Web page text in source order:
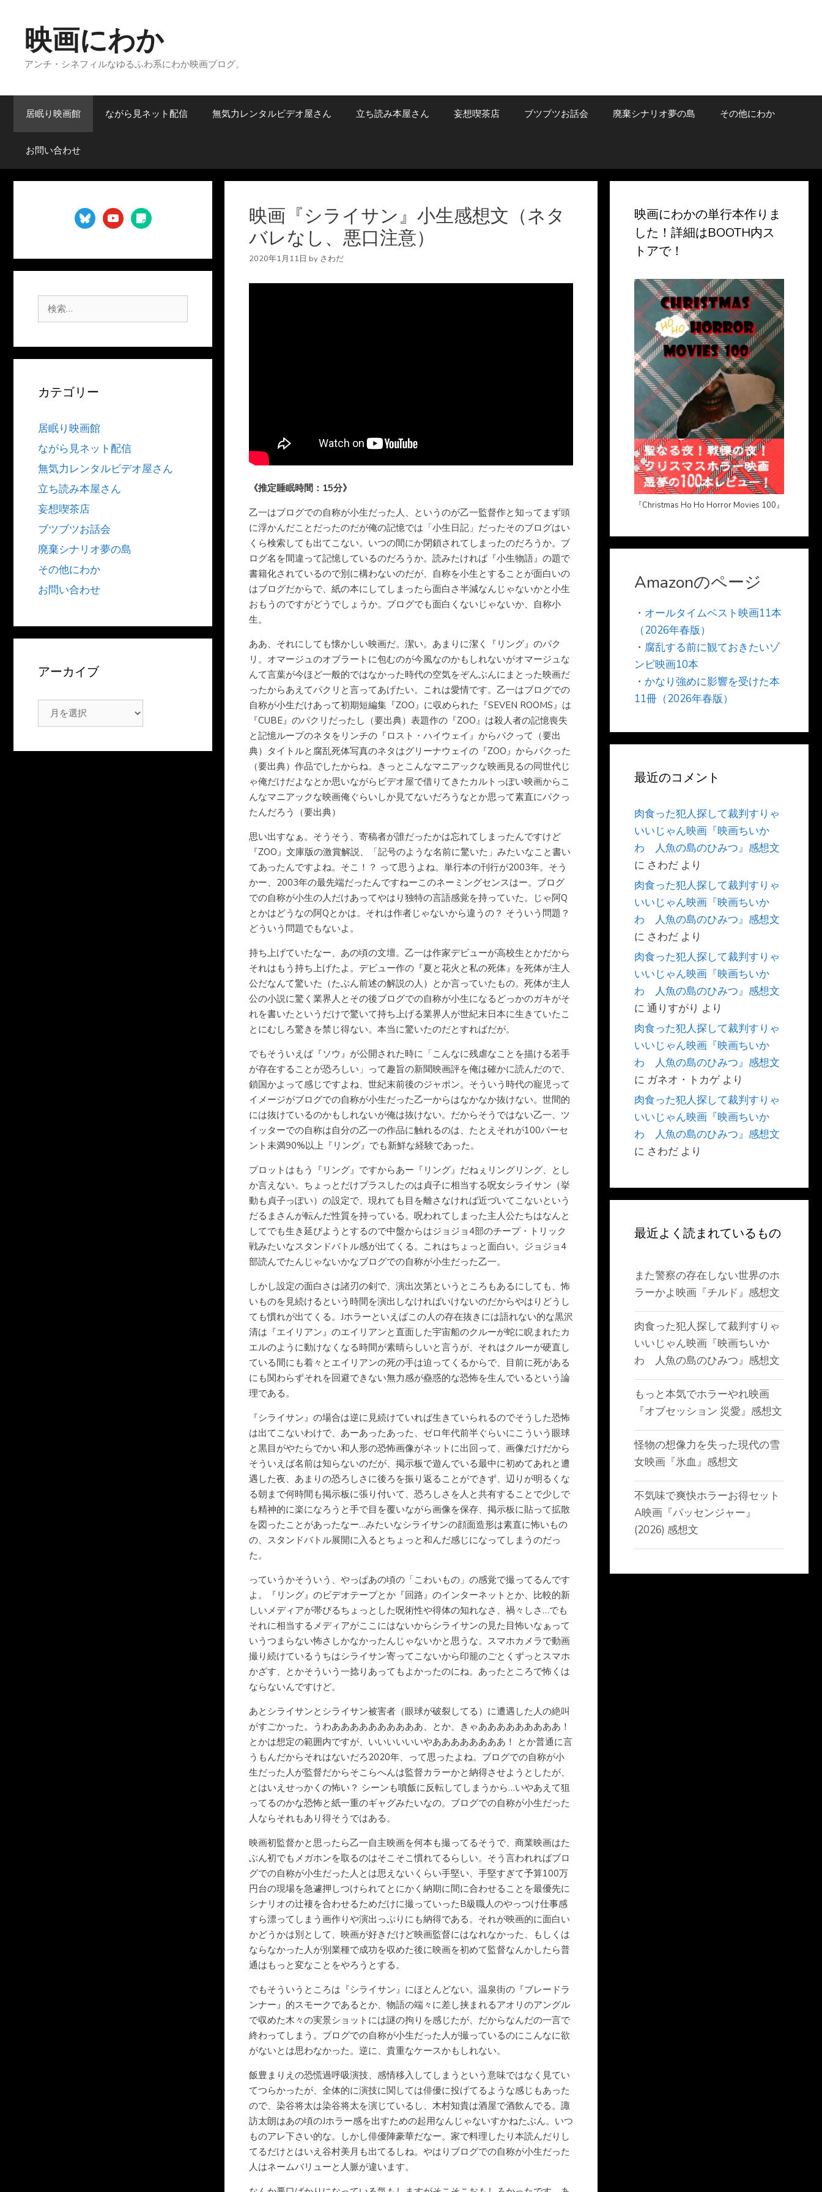
ス
映画にわか
アンチ・シネフィルなゆるふわ系にわか映画ブログ。
居眠り映画館 ながら見ネット配信 無気力レンタルビデオ屋さん 立ち読み本屋さん 妄想喫茶店 ブツブツお話会 廃棄シナリオ夢の島 その他にわか
お問い合わせ
映画『シライサン』小生感想文（ネタ
バレなし、悪口注意）
2020年1月11日 by さわだ
《推定睡眠時間：15分》
乙一はブログでの自称が小生だった人、というのが乙一監督作と知ってまず頭
に浮かんだことだったのだが俺の記憶では「小生日記」だったそのブログはい
くら検索しても出てこない。いつの間にか閉鎖されてしまったのだろうか。ブ
ログ名を間違って記憶しているのだろうか。読みたければ『小生物語』の題で
書籍化されているので別に構わないのだが、自称を小生とすることが面白いの
はブログだからで、紙の本にしてしまったら面白さ半減なんじゃないかと小生
おもうのですがどうでしょうか。ブログでも面白くないじゃないか、自称小
生。
ああ、それにしても懐かしい映画だ。潔い。あまりに潔く『リング』のパク
リ。オマージュのオブラートに包むのが今風なのかもしれないがオマージュな
んて言葉が今ほど一般的ではなかった時代の空気をぞんぶんにまとった映画だ
ったからあえてパクリと言ってあげたい。これは愛情です。乙一はブログでの
自称が小生だけあって初期短編集『ZOO』に収められた『SEVEN ROOMS』は
『CUBE』のパクリだったし（要出典）表題作の『ZOO』は殺人者の記憶喪失
と記憶ループのネタをリンチの『ロスト・ハイウェイ』からパクって（要出
典）タイトルと腐乱死体写真のネタはグリーナウェイの『ZOO』からパクった
（要出典）作品でしたからね。きっとこんなマニアックな映画見るの同世代じ
ゃ俺だけだよなとか思いながらビデオ屋で借りてきたカルトっぽい映画からこ
んなマニアックな映画俺ぐらいしか見てないだろうなとか思って素直にパクっ
たんだろう（要出典）
思い出すなぁ。そうそう、寄稿者が誰だったかは忘れてしまったんですけど
『ZOO』文庫版の激賞解説、「記号のような名前に驚いた」みたいなこと書い
てあったんですよね。そこ！？ って思うよね。単行本の刊行が2003年。そう
かー、2003年の最先端だったんですねーこのネーミングセンスはー。ブログ
での自称が小生の人だけあってやはり独特の言語感覚を持っていた。じゃ阿Q
とかはどうなの阿Qとかは。それは作者じゃないから違うの？ そういう問題？
どういう問題でもないよ。
持ち上げていたなー、あの頃の文壇。乙一は作家デビューが高校生とかだから
それはもう持ち上げたよ。デビュー作の『夏と花火と私の死体』を死体が主人
公だなんて驚いた（たぶん前述の解説の人）とか言っていたもの。死体が主人
公の小説に驚く業界人とその後ブログでの自称が小生になるどっかのガキがそ
れを書いたというだけで驚いて持ち上げる業界人が世紀末日本に生きていたこ
とにむしろ驚きを禁じ得ない。本当に驚いたのだとすればだが。
でもそういえば『ソウ』が公開された時に「こんなに残虐なことを描ける若手
が存在することが恐ろしい」って趣旨の新聞映画評を俺は確かに読んだので、
鎖国かよって感じですよね、世紀末前後のジャポン。そういう時代の寵児って
イメージがブログでの自称が小生だった乙一からはなかなか抜けない。世間的
には抜けているのかもしれないが俺は抜けない。だからそうではない乙一、ツ
イッターでの自称は自分の乙一の作品に触れるのは、たとえそれが100パーセ
ント未満90%以上『リング』でも新鮮な経験であった。
プロットはもう『リング』ですからあー『リング』だねぇリングリング、とし
か言えない。ちょっとだけプラスしたのは貞子に相当する呪女シライサン（挙
動も貞子っぽい）の設定で、現れても目を離さなければ近づいてこないという
だるまさんが転んだ性質を持っている。呪われてしまった主人公たちはなんと
してでも生き延びようとするので中盤からはジョジョ4部のチープ・トリック
戦みたいなスタンドバトル感が出てくる。これはちょっと面白い。ジョジョ4
部読んでたんじゃないかなブログでの自称が小生だった乙一。
しかし設定の面白さは諸刃の剣で、演出次第というところもあるにしても、怖
いものを見続けるという時間を演出しなければいけないのだからやはりどうし
ても慣れが出てくる。Jホラーといえばこの人の存在抜きには語れない的な黒沢
清は『エイリアン』のエイリアンと直面した宇宙船のクルーが蛇に睨まれたカ
エルのように動けなくなる時間が素晴らしいと言うが、それはクルーが硬直し
ている間にも着々とエイリアンの死の手は迫ってくるからで、目前に死がある
にも関わらずそれを回避できない無力感が蠱惑的な恐怖を生んでいるという論
理である。
『シライサン』の場合は逆に見続けていれば生きていられるのでそうした恐怖
は出てこないわけで、あーあったあった、ゼロ年代前半ぐらいにこういう眼球
と黒目がやたらでかい和人形の恐怖画像がネットに出回って、画像だけだから
そういえば名前は知らないのだが、掲示板で遊んでいる最中に初めてあれと遭
遇した夜、あまりの恐ろしさに後ろを振り返ることができず、辺りが明るくな
る朝まで何時間も掲示板に張り付いて、恐ろしさを人と共有することで少しで
も精神的に楽になろうと手で目を覆いながら画像を保存、掲示板に貼って拡散
を図ったことがあったなー…みたいなシライサンの顔面造形は素直に怖いもの
の、スタンドバトル展開に入るとちょっと和んだ感じになってしまうのだっ
た。
っていうかそういう、やっぱあの頃の「こわいもの」の感覚で撮ってるんです
よ。『リング』のビデオテープとか『回路』のインターネットとか、比較的新
しいメディアが帯びるちょっとした呪術性や得体の知れなさ、禍々しさ…でも
それに相当するメディアがここにはないからシライサンの見た目怖いなぁって
いうつまらない怖さしかなかったんじゃないかと思うな。スマホカメラで動画
撮り続けているうちはシライサン寄ってこないから印籠のごとくずっとスマホ
かざす、とかそういう一捻りあってもよかったのにね。あったところで怖くは
ならないんですけど。
あとシライサンとシライサン被害者（眼球が破裂してる）に遭遇した人の絶叫
がすごかった。うわああああああああああ、とか、きゃあああああああああ！
とかは想定の範囲内ですが、いいいいいいやああああああああ！ とか普通に言
うもんだからそれはないだろ2020年、って思ったよね。ブログでの自称が小
生だった人が監督だからそこらへんは監督カラーかと納得させようとしたが、
とはいえせっかくの怖い？ シーンも噴飯に反転してしまうから…いやあえて狙
ってるのかな恐怖と紙一重のギャグみたいなの。ブログでの自称が小生だった
人ならそれもあり得そうではある。
映画初監督かと思ったら乙一自主映画を何本も撮ってるそうで、商業映画はた
ぶん初でもメガホンを取るのはそこそこ慣れてるらしい。そう言われればブロ
グでの自称が小生だった人とは思えないくらい手堅い、手堅すぎて予算100万
円台の現場を急遽押しつけられてとにかく納期に間に合わせることを最優先に
シナリオの辻褄を合わせるためだけに撮っていったB級職人のやっつけ仕事感
すら漂ってしまう画作りや演出っぷりにも納得である。それが映画的に面白い
かどうかは別として、映画が好きだけど映画監督にはなれなかった、もしくは
ならなかった人が別業種で成功を収めた後に映画を初めて監督なんかしたら普
通はもっと変なことをやろうとする。
でもそういうところは『シライサン』にほとんどない。温泉街の『ブレードラ
ンナー』的スモークであるとか、物語の端々に差し挟まれるアオリのアングル
で収めた木々の実景ショットには謎の拘りを感じたが、だからなんだの一言で
終わってしまう。ブログでの自称が小生だった人が撮っているのにこんなに欲
がないとは思わなかった。逆に、貴重なケースかもしれない。
飯豊まりえの恐慌過呼吸演技、感情移入してしまうという意味ではなく見てい
てつらかったが、全体的に演技に関しては俳優に投げてるような感じもあった
ので、染谷将太は染谷将太を演じているし、木村知貴は酒屋で酒飲んでる。諏
訪太朗はあの頃のJホラー感を出すための起用なんじゃないすかねたぶん。いつ
ものアレ下さい的な。しかし俳優陣豪華だなー。家で料理したり本読んだりし
てるだけとはいえ谷村美月も出てるしね。やはりブログでの自称が小生だった
人はネームバリューと人脈が違います。
blueskyyoutubesticky-
note
索:
カテゴリー
居眠り映画館
ながら見ネット配信
無気力レンタルビデオ屋さん
立ち読み本屋さん
妄想喫茶店
ブツブツお話会
廃棄シナリオ夢の島
その他にわか
お問い合わせ
アーカイブ
ー
映画にわかの単行本作りま
した！詳細はBOOTH内ス
トアで！
『Christmas Ho Ho Horror Movies 100』
Amazonのページ
・ オールタイムベスト映画11本
（2026年春版）
・ 腐乱する前に観ておきたいゾ
ンビ映画10本
・ かなり強めに影響を受けた本
11冊（2026年春版）
最近のコメント
肉食った犯人探して裁判すりゃ
いいじゃん映画『映画ちいか
わ 人魚の島のひみつ』感想文
に さわだ より
肉食った犯人探して裁判すりゃ
いいじゃん映画『映画ちいか
わ 人魚の島のひみつ』感想文
に さわだ より
肉食った犯人探して裁判すりゃ
いいじゃん映画『映画ちいか
わ 人魚の島のひみつ』感想文
に 通りすがり より
肉食った犯人探して裁判すりゃ
いいじゃん映画『映画ちいか
わ 人魚の島のひみつ』感想文
に ガネオ・トカゲより
肉食った犯人探して裁判すりゃ
いいじゃん映画『映画ちいか
わ 人魚の島のひみつ』感想文
に さわだ より
最近よく読まれているもの
また警察の存在しない世界のホ
ラーかよ映画『チルド』感想文
肉食った犯人探して裁判すりゃ
いいじゃん映画『映画ちいか
わ 人魚の島のひみつ』感想文
もっと本気でホラーやれ映画
『オブセッション 災愛』感想文
怪物の想像力を失った現代の雪
女映画『氷血』感想文
不気味で爽快ホラーお得セット
A映画『パッセンジャー』
(2026) 感想文